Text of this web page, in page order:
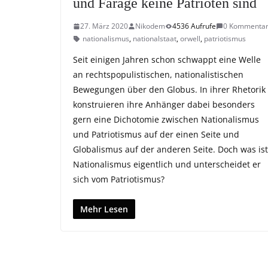
27. März 2020 Nikodem 4536 Aufrufe
0
nationalismus, nationalstaat,orwell, patriotismus
Seit einigen Jahren schon schwappt eine Welle
an rechtspopulistischen, nationalistischen
Bewegungen über den Globus. In ihrer Rhetorik
konstruieren ihre Anhänger dabei besonders
gern eine Dichotomie zwischen Nationalismus
und Patriotismus auf der einen Seite und
Globalismus auf der anderen Seite. Doch was ist
Nationalismus eigentlich und unterscheidet er
sich vom Patriotismus?
Mehr Lesen